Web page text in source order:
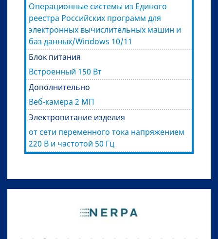
Операционные системы из Единого
реестра Российских программ для
электронных вычислительных машин и
баз данных/Windows 10/11
Блок питания
Встроенный 150 Вт
Дополнительно
Веб-камера 2 МП
Электропитание изделия
от сети переменного тока напряжением
220 В и частотой 50 Гц